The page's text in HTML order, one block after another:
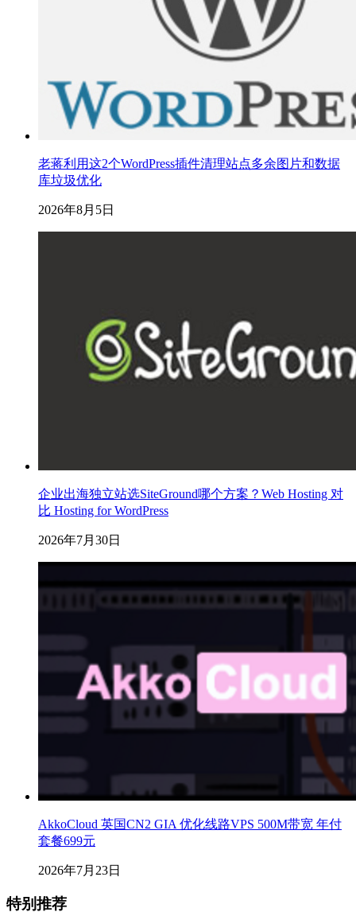
老蒋利用这2个WordPress插件清理站点多余图片和数据
库垃圾优化
2026年8月5日
企业出海独立站选SiteGround哪个方案？Web Hosting 对
比 Hosting for WordPress
2026年7月30日
AkkoCloud 英国CN2 GIA 优化线路VPS 500M带宽 年付
套餐699元
2026年7月23日
特别推荐